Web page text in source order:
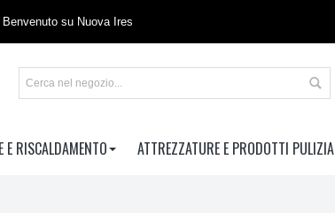
Benvenuto su Nuova Ires
E RISCALDAMENTO ATTREZZATURE E PRODOTTI PULIZIA